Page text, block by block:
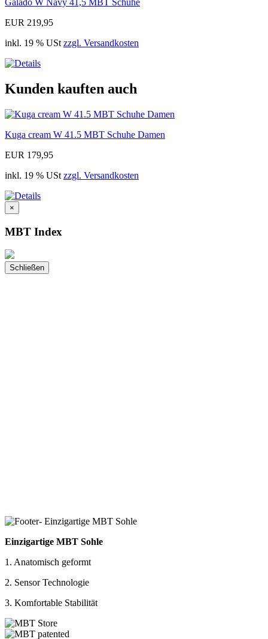
Galado W Navy 41,5 MBT Schuhe
EUR 219,95
inkl. 19 % USt zzgl. Versandkosten
Kunden kauften auch
Kuga cream W 41.5 MBT Schuhe Damen
EUR 179,95
inkl. 19 % USt zzgl. Versandkosten
×
MBT Index
Schließen
Einzigartige MBT Sohle
1. Anatomisch geformt
2. Sensor Technologie
3. Komfortable Stabilität